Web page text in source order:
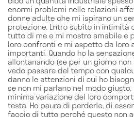
enormi problemi nelle relazioni
donne adulte che mi ispirano un
protezione. Entro subito in intimità
tutto di me e mi mostro amabile e
loro confronti e mi aspetto da loro
importanti. Quando ho la
allontanando (se per un giorno
vedo passare del tempo con
danno le attenzioni di cui ho
se non mi parlano nel modo
minima variazione del loro
testa. Ho paura di perderle, di
faccio di tutto perché questo non